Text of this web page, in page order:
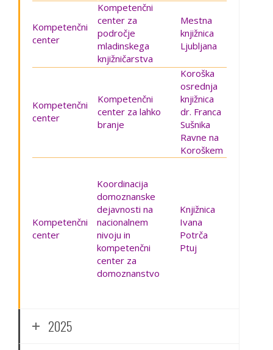
Kompetenčni
center
Kompetenčni
center za
področje
mladinskega
knjižničarstva
Mestna
knjižnica
Ljubljana
Kompetenčni
center
Kompetenčni
center za lahko
branje
Koroška
osrednja
knjižnica
dr. Franca
Sušnika
Ravne na
Koroškem
Kompetenčni
center
Koordinacija
domoznanske
dejavnosti na
nacionalnem
nivoju in
kompetenčni
center za
domoznanstvo
Knjižnica
Ivana
Potrča
Ptuj
2025